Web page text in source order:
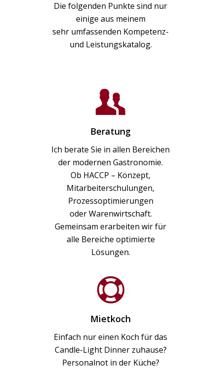
Die folgenden Punkte sind nur
einige aus meinem
sehr umfassenden Kompetenz-
und Leistungskatalog.
Beratung
Ich berate Sie in allen Bereichen
der modernen Gastronomie.
Ob HACCP – Konzept,
Mitarbeiterschulungen,
Prozessoptimierungen
oder Warenwirtschaft.
Gemeinsam erarbeiten wir für
alle Bereiche optimierte
Lösungen.
Mietkoch
Einfach nur einen Koch für das
Candle-Light Dinner zuhause?
Personalnot in der Küche?